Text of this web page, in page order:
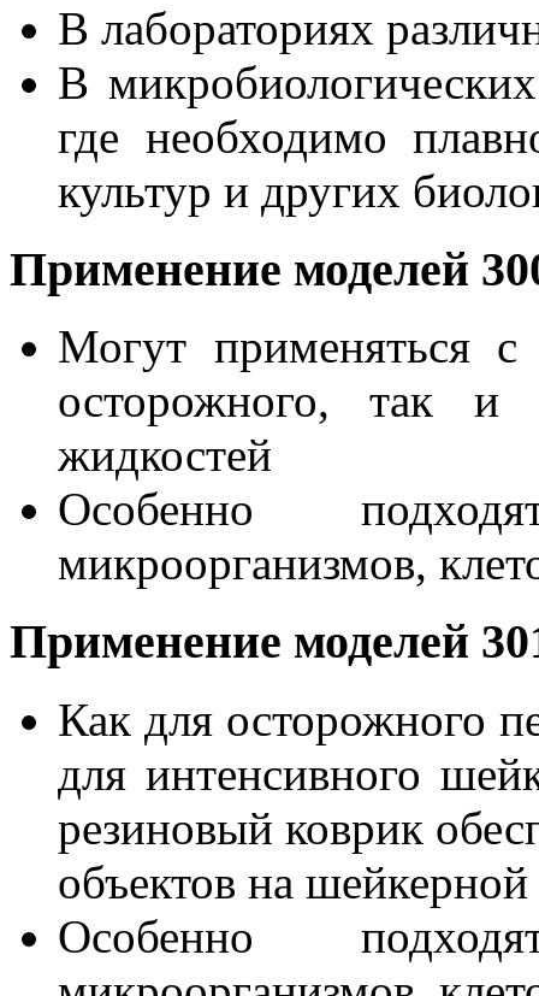
В лабораториях
В
где необходимо
культур и других
Применение моделей
Могут применяться
осторожного, так и
жидкостей
Особенно
микроорганизмов,
Применение моделей
Как для осторожного
для интенсивного
резиновый коврик
объектов на
Особенно